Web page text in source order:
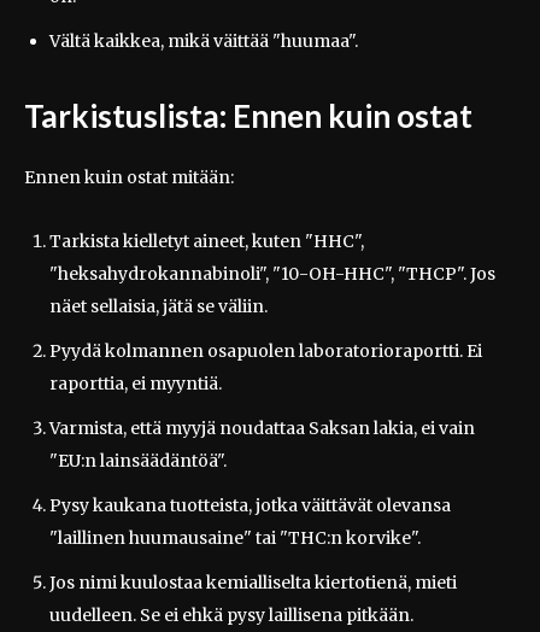
Vältä kaikkea, mikä väittää "huumaa".
Tarkistuslista: Ennen kuin ostat
Ennen kuin ostat mitään:
Tarkista kielletyt aineet, kuten "HHC",
"heksahydrokannabinoli", "10-OH-HHC", "THCP". Jos
näet sellaisia, jätä se väliin.
Pyydä kolmannen osapuolen laboratorioraportti. Ei
raporttia, ei myyntiä.
Varmista, että myyjä noudattaa Saksan lakia, ei vain
"EU:n lainsäädäntöä".
Pysy kaukana tuotteista, jotka väittävät olevansa
"laillinen huumausaine" tai "THC:n korvike".
Jos nimi kuulostaa kemialliselta kiertotienä, mieti
uudelleen. Se ei ehkä pysy laillisena pitkään.